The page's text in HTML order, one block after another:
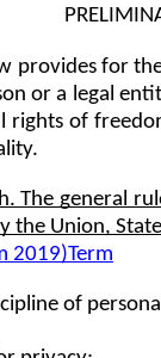
provides for
or a legal
rights of
The general
the Union,
2019)Term
of